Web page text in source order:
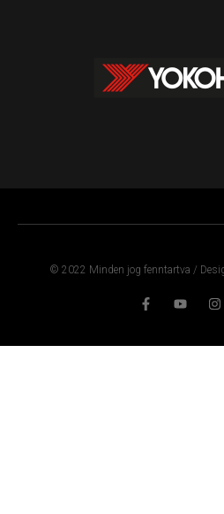
© 2022 Minden jog fenntartva /